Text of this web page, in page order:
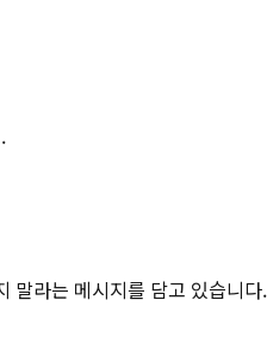
라는 메시지를 담고 있습